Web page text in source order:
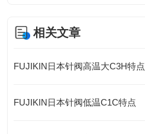
相关文章
FUJIKIN日本针阀高温大C3H特点
FUJIKIN日本针阀低温C1C特点